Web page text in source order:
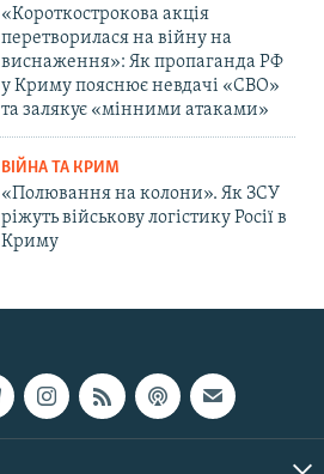
«Короткострокова акція
перетворилася на війну на
виснаження»: Як пропаганда РФ
у Криму пояснює невдачі «СВО»
та залякує «мінними атаками»
ВІЙНА ТА КРИМ
«Полювання на колони». Як ЗСУ
ріжуть військову логістику Росії в
Криму